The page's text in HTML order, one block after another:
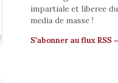
impartiale et liberee
media de masse !
S'abonner au flux RSS